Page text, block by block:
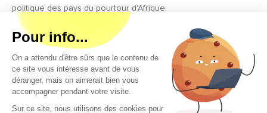
politique des pays du pourtour d'Afrique.